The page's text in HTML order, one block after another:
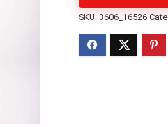
SKU: 3606_16526